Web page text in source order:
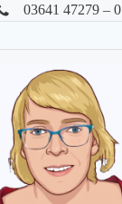
03641 47279 – 0